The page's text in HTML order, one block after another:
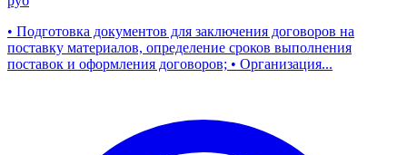
• Подготовка документов для заключения договоров на
поставку материалов, определение сроков выполнения
поставок и оформления договоров; • Организация...